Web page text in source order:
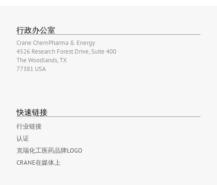
行政办公室
Crane ChemPharma & Energy
4526 Research Forest Drive, Suite 400
The Woodlands, TX
77381 USA
快速链接
行业链接
认证
克瑞化工医药品牌LOGO
CRANE在媒体上